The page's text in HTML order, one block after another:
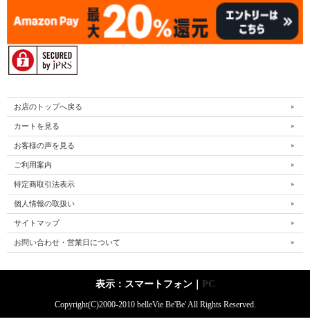
お店のトップへ戻る
カートを見る
お客様の声を見る
ご利用案内
特定商取引法表示
個人情報の取扱い
サイトマップ
お問い合わせ・営業日について
表示：スマートフォン｜ PC
Copyright(C)2000-2010 belleVie Be'Be' All Rights Reserved.